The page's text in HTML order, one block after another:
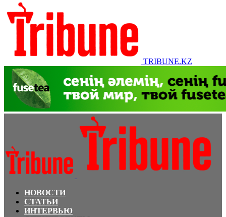
TRIBUNE.KZ
НОВОСТИ
СТАТЬИ
ИНТЕРВЬЮ